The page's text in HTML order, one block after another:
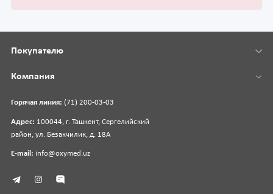
Горячая линия: (71) 200-03-03
Адрес: 100044, г. Ташкент, Сергелийский
район, ул. Безакчилик, д. 18А
E-mail: info@oxymed.uz
Покупателю
Компания